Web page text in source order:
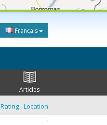
Français
Articles
Rating Location